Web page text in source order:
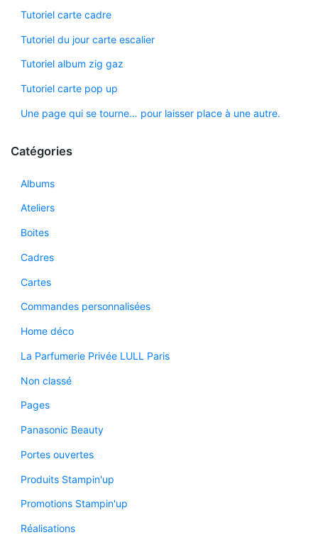
Tutoriel carte cadre
Tutoriel du jour carte escalier
Tutoriel album zig gaz
Tutoriel carte pop up
Une page qui se tourne… pour laisser place à une autre.
Catégories
Albums
Ateliers
Boites
Cadres
Cartes
Commandes personnalisées
Home déco
La Parfumerie Privée LULL Paris
Non classé
Pages
Panasonic Beauty
Portes ouvertes
Produits Stampin'up
Promotions Stampin'up
Réalisations